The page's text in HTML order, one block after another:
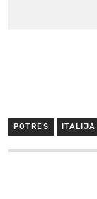
POTRES ITALIJA